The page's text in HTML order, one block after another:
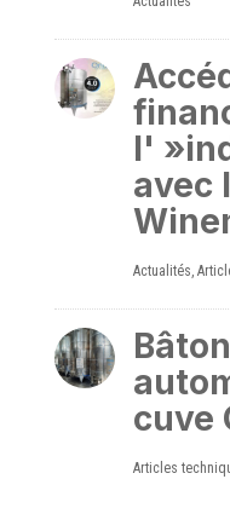
l'
avec
Actualités,
cuve
Articles